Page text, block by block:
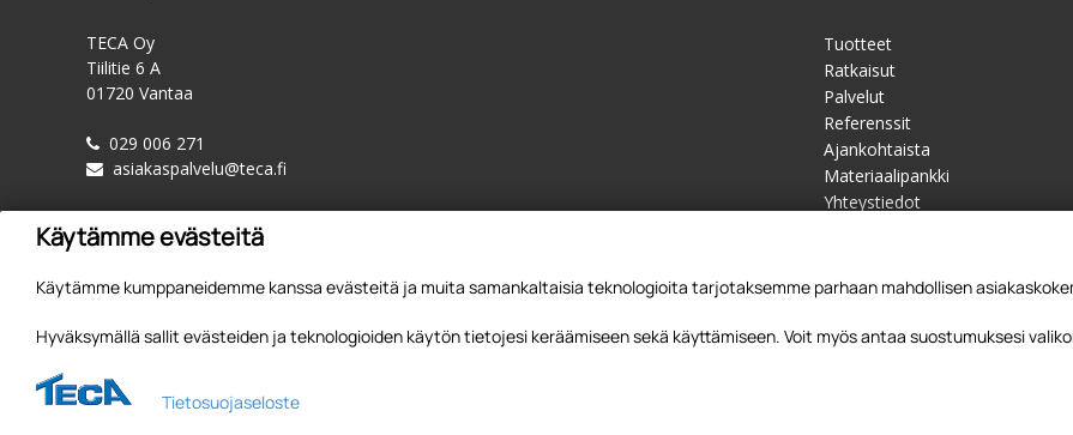
TECA Oy
Tiilitie 6 A
01720 Vantaa
029 006 271
asiakaspalvelu@teca.fi
Tuotteet
Ratkaisut
Palvelut
Referenssit
Ajankohtaista
Materiaalipankki
Yhteystiedot
Käytämme evästeitä
Käytämme kumppaneidemme kanssa evästeitä ja muita samankaltaisia teknologioita tarjotaksemme parhaan mahdollisen
Hyväksymällä sallit evästeiden ja teknologioiden käytön tietojesi keräämiseen sekä käyttämiseen. Voit myös antaa suostumuksesi
Tietosuojaseloste